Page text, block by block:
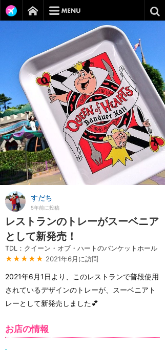
すだち
5年前に投稿
レストランのトレーがスーベニア
として新発売！
TDL：クイーン・オブ・ハートのバンケットホール
★★★★★ 2021年6月に訪問
2021年6月1日より、このレストランで普段使用
されているデザインのトレーが、スーベニアト
レーとして新発売しました💕
お店の情報